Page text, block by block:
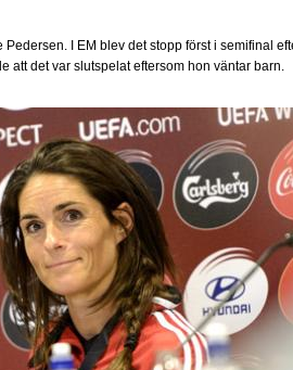
Pedersen. I EM blev det stopp först i semifinal
att det var slutspelat eftersom hon väntar barn.